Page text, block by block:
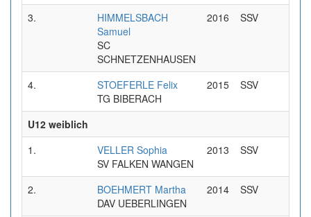
3.
HIMMELSBACH
Samuel
SC
SCHNETZENHAUSEN
2016 SSV
4.
STOEFERLE Felix
TG BIBERACH
2015 SSV
U12 weiblich
1.
VELLER Sophia
SV FALKEN WANGEN
2013 SSV
2.
BOEHMERT Martha
DAV UEBERLINGEN
2014 SSV